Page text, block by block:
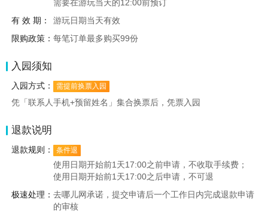
需要在游玩当天的12:00前预订
有 效 期：
游玩日期当天有效
限购政策： 每笔订单最多购买99份
入园须知
入园方式： 需提前换票入园
凭「联系人手机+预留姓名」集合换票后，凭票入园
退款说明
退款规则： 条件退
使用日期开始前1天17:00之前申请，不收取手续费；
使用日期开始前1天17:00之后申请，不可退
极速处理： 去哪儿网承诺，提交申请后一个工作日内完成退款申请
的审核